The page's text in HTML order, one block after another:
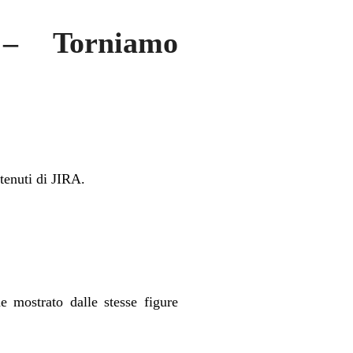
Torniamo
di JIRA.
mostrato dalle stesse figure